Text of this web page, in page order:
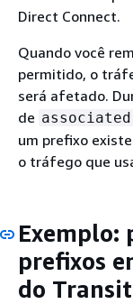
Direct Connect.
Quando você
permitido, o
será afetado.
de associated
um prefixo
o tráfego que
Exemplo:
prefixos
do